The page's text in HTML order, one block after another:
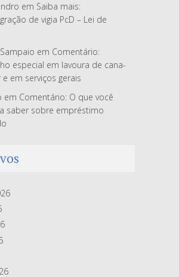
em Saiba mais:
de vigia PcD – Lei de
em Comentário:
especial em lavoura de cana-
em serviços gerais
em Comentário: O que você
saber sobre empréstimo